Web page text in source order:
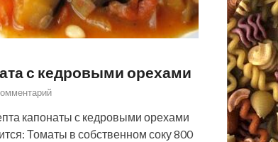
с кедровыми орехами
капонаты с кедровыми орехами
Томаты в собственном соку 800